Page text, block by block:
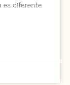
es diferente